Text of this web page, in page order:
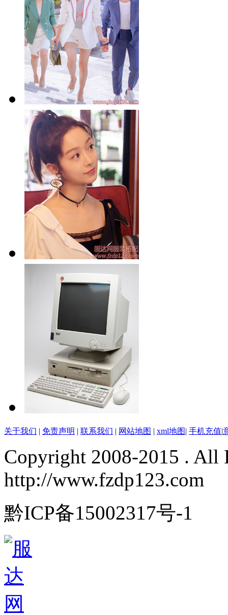
关于我们 免责声明 联系我们 网站地图 xml地图 手机充值
Copyright 2008-2015 . All
http://www.fzdp123.com
黔ICP备15002317号-1